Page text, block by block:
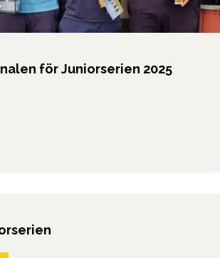
för Juniorserien 2025